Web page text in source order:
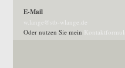
E-Mail
w.lange@stb-wlange.de
Oder nutzen Sie mein